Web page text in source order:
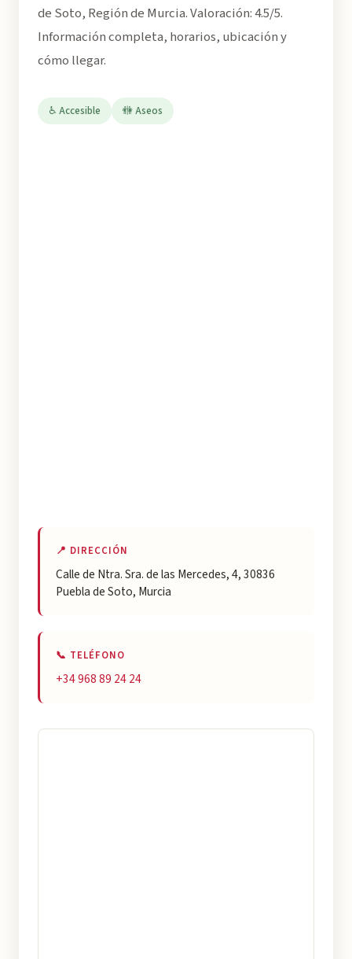
de Soto, Región de Murcia. Valoración: 4.5/5.
Información completa, horarios, ubicación y
cómo llegar.
♿ Accesible 🚻 Aseos
📍 DIRECCIÓN
Calle de Ntra. Sra. de las Mercedes, 4, 30836
Puebla de Soto, Murcia
📞 TELÉFONO
+34 968 89 24 24